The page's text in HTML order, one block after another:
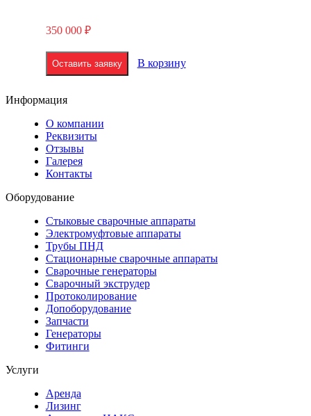
350 000 ₽
Оставить заявку В корзину
Информация
О компании
Реквизиты
Отзывы
Галерея
Контакты
Оборудование
Стыковые сварочные аппараты
Электромуфтовые аппараты
Трубы ПНД
Стационарные сварочные аппараты
Сварочные генераторы
Сварочный экструдер
Протоколирование
Допоборудование
Запчасти
Генераторы
Фитинги
Услуги
Аренда
Лизинг